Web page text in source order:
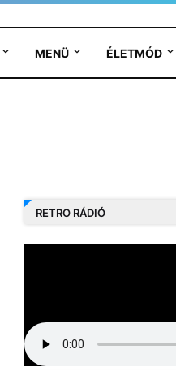
MENÜ ÉLETMÓD
RETRO RÁDIÓ